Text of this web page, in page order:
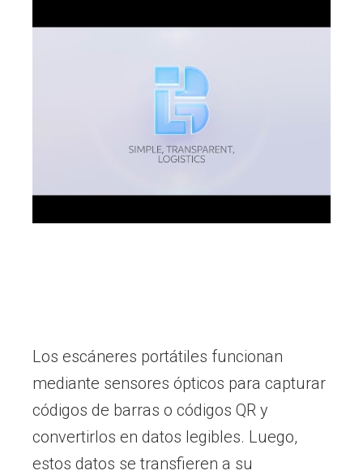
Los escáneres portátiles funcionan
mediante sensores ópticos para capturar
códigos de barras o códigos QR y
convertirlos en datos legibles. Luego,
estos datos se transfieren a su